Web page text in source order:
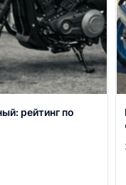
рейтинг по